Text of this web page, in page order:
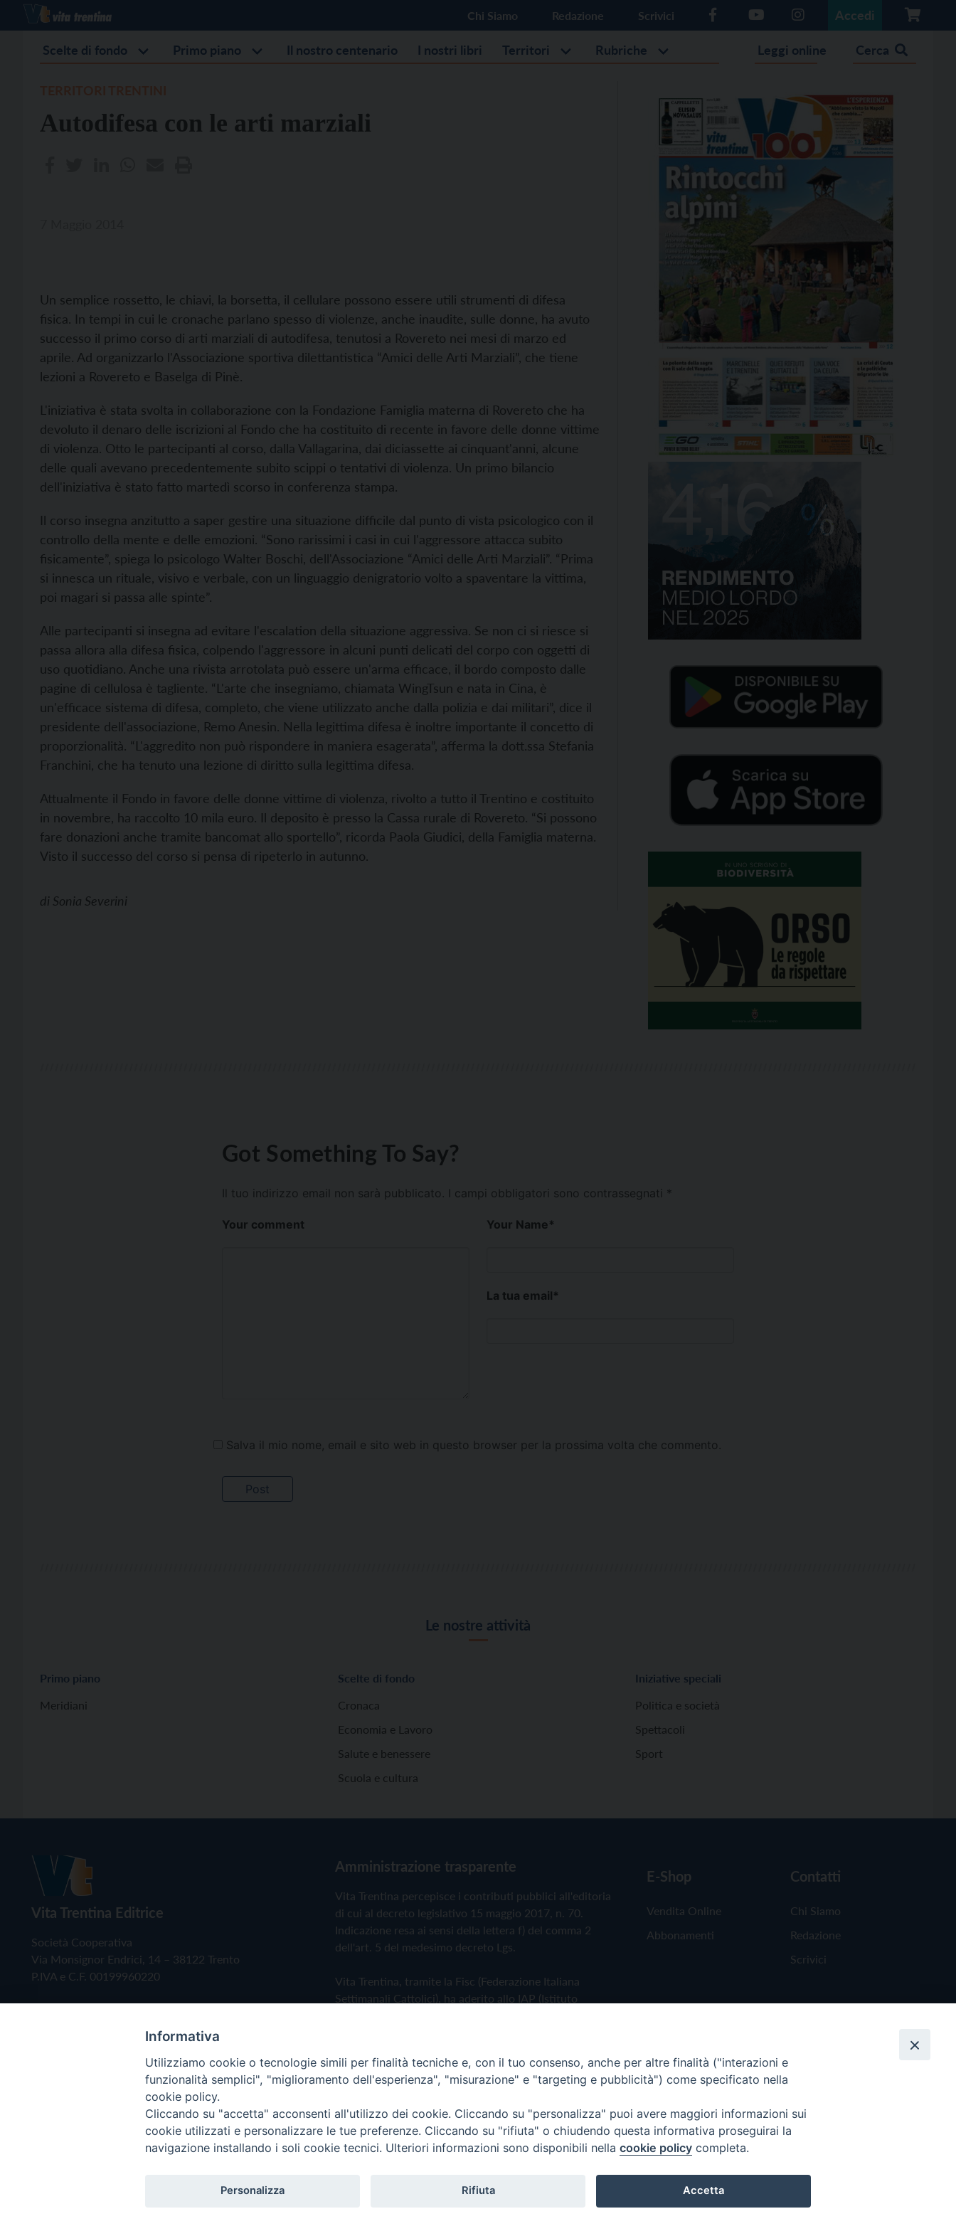
Chi Siamo Redazione Scrivici Accedi
Scelte di fondo Primo piano Il nostro centenario I nostri libri Territori Rubriche Leggi online Cerca
Autodifesa con le arti marziali
Un semplice rossetto, le chiavi, la borsetta, il cellulare possono essere utili strumenti di difesa
fisica. In tempi in cui le cronache parlano spesso di violenze, anche inaudite, sulle donne, ha avuto
successo il primo corso di arti marziali di autodifesa, tenutosi a Rovereto nei mesi di marzo ed
aprile. Ad organizzarlo l'Associazione sportiva dilettantistica “Amici delle Arti Marziali”, che tiene
lezioni a Rovereto e Baselga di Pinè.
L'iniziativa è stata svolta in collaborazione con la Fondazione Famiglia materna di Rovereto che ha
devoluto il denaro delle iscrizioni al Fondo che ha costituito di recente in favore delle donne vittime
di violenza. Otto le partecipanti al corso, dalla Vallagarina, dai diciassette ai cinquant'anni, alcune
delle quali avevano precedentemente subito scippi o tentativi di violenza. Un primo bilancio
dell'iniziativa è stato fatto martedì scorso in conferenza stampa.
Il corso insegna anzitutto a saper gestire una situazione difficile dal punto di vista psicologico con il
controllo della mente e delle emozioni. “Sono rarissimi i casi in cui l'aggressore attacca subito
fisicamente”, spiega lo psicologo Walter Boschi, dell'Associazione “Amici delle Arti Marziali”. “Prima
si innesca un rituale, visivo e verbale, con un linguaggio denigratorio volto a spaventare la vittima,
poi magari si passa alle spinte”.
Alle partecipanti si insegna ad evitare l'escalation della situazione aggressiva. Se non ci si riesce si
passa allora alla difesa fisica, colpendo l'aggressore in alcuni punti delicati del corpo con oggetti di
uso quotidiano. Anche una rivista arrotolata può essere un'arma efficace, il bordo composto dalle
pagine di cellulosa è tagliente. “L'arte che insegniamo, chiamata WingTsun e nata in Cina, è
un'efficace sistema di difesa, completo, che viene utilizzato anche dalla polizia e dai militari”, dice il
presidente dell'associazione, Remo Anesin. Nella legittima difesa è inoltre importante il concetto di
proporzionalità. “L'aggredito non può rispondere in maniera esagerata”, afferma la dott.ssa Stefania
Franchini, che ha tenuto una lezione di diritto sulla legittima difesa.
Attualmente il Fondo in favore delle donne vittime di violenza, rivolto a tutto il Trentino e costituito
in novembre, ha raccolto 10 mila euro. Il deposito è presso la Cassa rurale di Rovereto. “Si possono
fare donazioni anche tramite bancomat allo sportello”, ricorda Paola Giudici, della Famiglia materna.
Visto il successo del corso si pensa di ripeterlo in autunno.
di Sonia Severini
Got Something To Say?
Il tuo indirizzo email non sarà pubblicato. I campi obbligatori sono contrassegnati *
Your comment Your Name*
La tua email*
Salva il mio nome, email e sito web in questo browser per la prossima volta che commento.
Le nostre attività
Primo piano
Meridiani
Scelte di fondo
Cronaca
Economia e Lavoro
Salute e benessere
Scuola e cultura
Iniziative speciali
Politica e società
Spettacoli
Sport
Vita Trentina Editrice
Società Cooperativa
Via Monsignor Endrici, 14 – 38122 Trento
P.IVA e C.F. 00199960220
Amministrazione trasparente
Vita Trentina percepisce i contributi pubblici all'editoria
di cui al decreto legislativo 15 maggio 2017, n. 70.
Indicazione resa ai sensi della lettera f) del comma 2
dell'art. 5 del medesimo decreto Lgs.
Vita Trentina, tramite la Fisc (Federazione Italiana
Settimanali Cattolici), ha aderito allo IAP (Istituto
Privacy Policy Cookie Policy
E-Shop
Vendita Online
Abbonamenti
Contatti
Chi Siamo
Redazione
Scrivici
Copyright © 2019 - Tutti i diritti riservati - Vita Trentina Editrice
Informativa
Utilizziamo cookie o tecnologie simili per finalità tecniche e, con il tuo consenso, anche per altre finalità ("interazioni e
funzionalità semplici", "miglioramento dell'esperienza", "misurazione" e "targeting e pubblicità") come specificato nella
cookie policy.
Cliccando su "accetta" acconsenti all'utilizzo dei cookie. Cliccando su "personalizza" puoi avere maggiori informazioni sui
cookie utilizzati e personalizzare le tue preferenze. Cliccando su "rifiuta" o chiudendo questa informativa proseguirai la
navigazione installando i soli cookie tecnici. Ulteriori informazioni sono disponibili nella cookie policy completa.
Personalizza Rifiuta Accetta